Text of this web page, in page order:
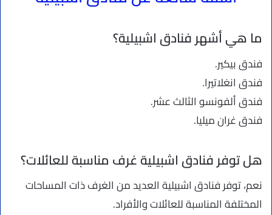
ما هي أشهر فنادق اشبيلية؟
فندق بيكير.
فندق انغلاتيرا.
فندق ألفونسو الثالث عشر.
فندق غران ميليا.
هل توفر فنادق اشبيلية غرف مناسبة للعائلات؟
نعم، توفر فنادق اشبيلية العديد من الغرف ذات المساحات
المختلفة المناسبة للعائلات والأفراد.